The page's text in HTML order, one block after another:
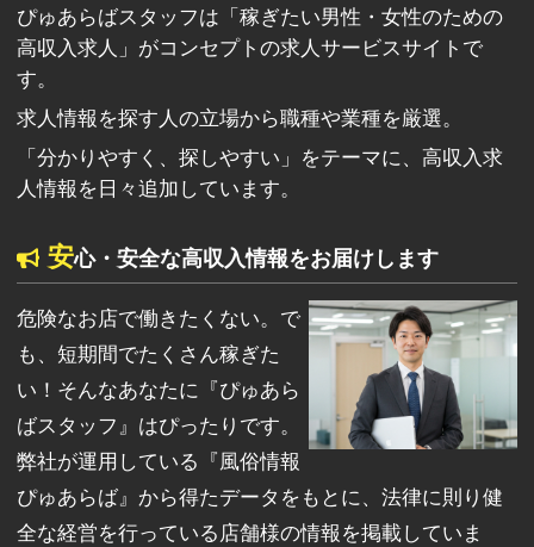
ぴゅあらばスタッフは「稼ぎたい男性・女性のための
高収入求人」がコンセプトの求人サービスサイトで
す。
求人情報を探す人の立場から職種や業種を厳選。
「分かりやすく、探しやすい」をテーマに、高収入求
人情報を日々追加しています。
安心・安全な高収入情報をお届けします
危険なお店で働きたくない。で
も、短期間でたくさん稼ぎた
い！そんなあなたに『ぴゅあら
ばスタッフ』はぴったりです。
弊社が運用している『風俗情報
ぴゅあらば』から得たデータをもとに、法律に則り健
全な経営を行っている店舗様の情報を掲載していま